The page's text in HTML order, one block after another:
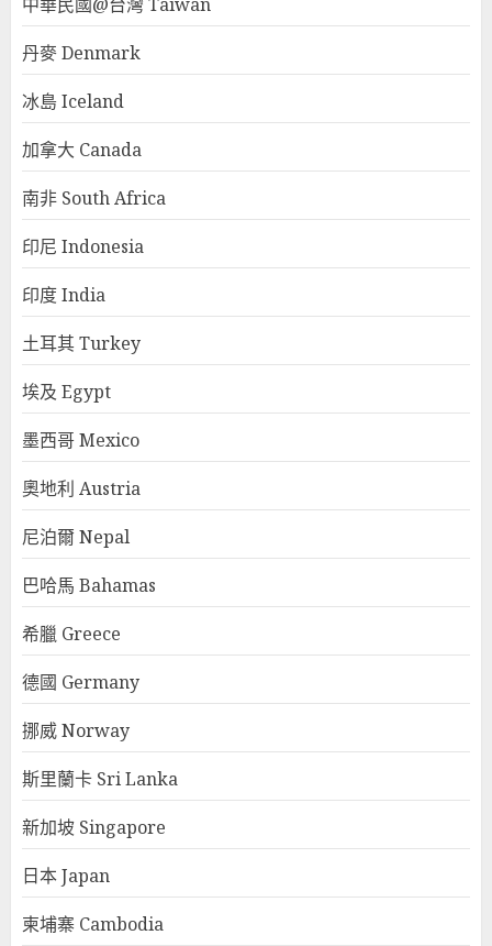
丹麥 Denmark
冰島 Iceland
加拿大 Canada
南非 South Africa
印尼 Indonesia
印度 India
土耳其 Turkey
埃及 Egypt
墨西哥 Mexico
奧地利 Austria
尼泊爾 Nepal
巴哈馬 Bahamas
希臘 Greece
德國 Germany
挪威 Norway
斯里蘭卡 Sri Lanka
新加坡 Singapore
日本 Japan
柬埔寨 Cambodia